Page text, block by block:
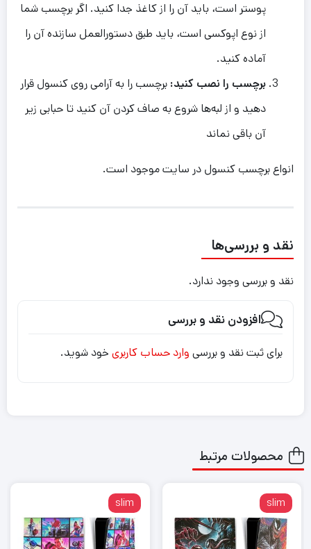
پوستر است، باید آن را از کاغذ جدا کنید. اگر برچسب شما
از نوع اپوکسی است، باید طبق دستورالعمل سازنده آن را
آماده کنید.
برچسب را نصب کنید: برچسب را به آرامی روی کنسول قرار
دهید و از لبه‌ها شروع به صاف کردن آن کنید تا حبابی زیر
آن باقی نماند
انواع برچسب کنسول در سایت موجود است.
نقد و بررسی‌ها
نقد و بررسی وجود ندارد.
افزودن نقد و بررسی
برای ثبت نقد و بررسی وارد حساب کاربری خود شوید.
محصولات مرتبط
slim
slim